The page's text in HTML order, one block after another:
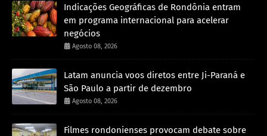
Indicações Geográficas de Rondônia entram
em programa internacional para acelerar
negócios
Agosto 08, 2026
Latam anuncia voos diretos entre Ji-Paraná e
São Paulo a partir de dezembro
Agosto 08, 2026
Filmes rondonienses provocam debate sobre